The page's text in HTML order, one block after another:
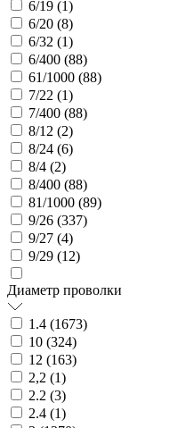
6/19 (1)
6/20 (8)
6/32 (1)
6/400 (88)
61/1000 (88)
7/22 (1)
7/400 (88)
8/12 (2)
8/24 (6)
8/4 (2)
8/400 (88)
81/1000 (89)
9/26 (337)
9/27 (4)
9/29 (12)
Диаметр проволки
1.4 (1673)
10 (324)
12 (163)
2,2 (1)
2.2 (3)
2.4 (1)